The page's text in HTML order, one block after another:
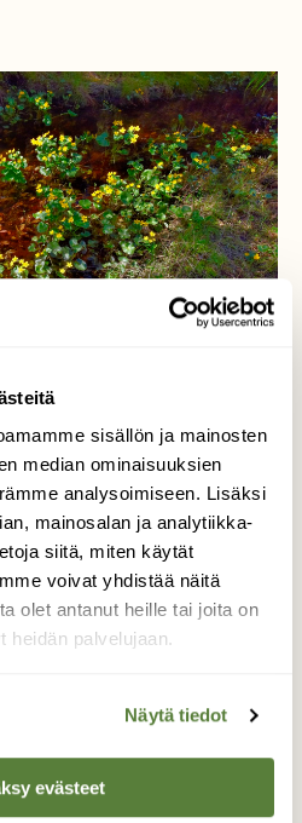
sisällön ja mainosten
median ominaisuuksien
analysoimiseen. Lisäksi
mainosalan ja analytiikka-
siitä, miten käytät
voivat yhdistää näitä
olet antanut heille tai joita on
heidän palvelujaan.
Näytä tiedot
evästeet
Myllypuron
Juurinen, Nuuksion
LISTAAN